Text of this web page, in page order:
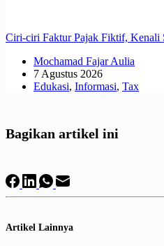
Ciri-ciri Faktur Pajak Fiktif, Kenali
Mochamad Fajar Aulia
7 Agustus 2026
Edukasi, Informasi, Tax
Bagikan artikel ini
Artikel Lainnya